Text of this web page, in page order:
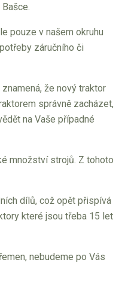
pouze v našem okruhu
záručního či
že nový traktor
správně zacházet,
na Vaše případné
množství strojů. Z tohoto
dílů, což opět přispívá
které jsou třeba 15 let
nebudeme po Vás